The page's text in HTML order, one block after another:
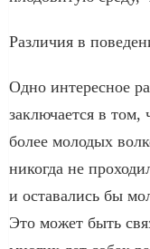
Различия в
Одно интересное
заключается в
более молодых
никогда не
и оставались бы
Это может быть